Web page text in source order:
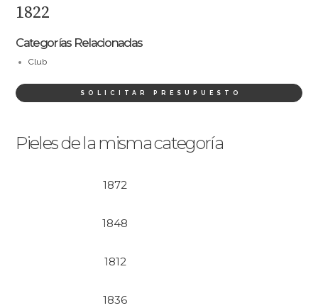
1822
Categorías Relacionadas
Club
SOLICITAR PRESUPUESTO
Pieles de la misma categoría
1872
1848
1812
1836